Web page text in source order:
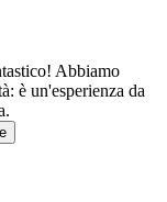
Abbiamo
è un'esperienza da